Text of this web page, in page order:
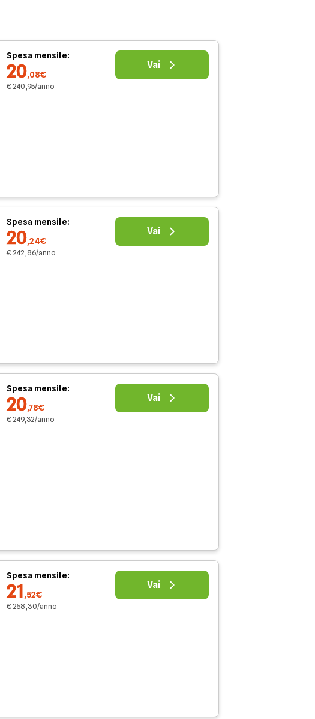
Spesa mensile:
20,08€
€ 240,95/anno
Vai
Spesa mensile:
20,24€
€ 242,86/anno
Vai
Spesa mensile:
20,78€
€ 249,32/anno
Vai
Spesa mensile:
21,52€
€ 258,30/anno
Vai